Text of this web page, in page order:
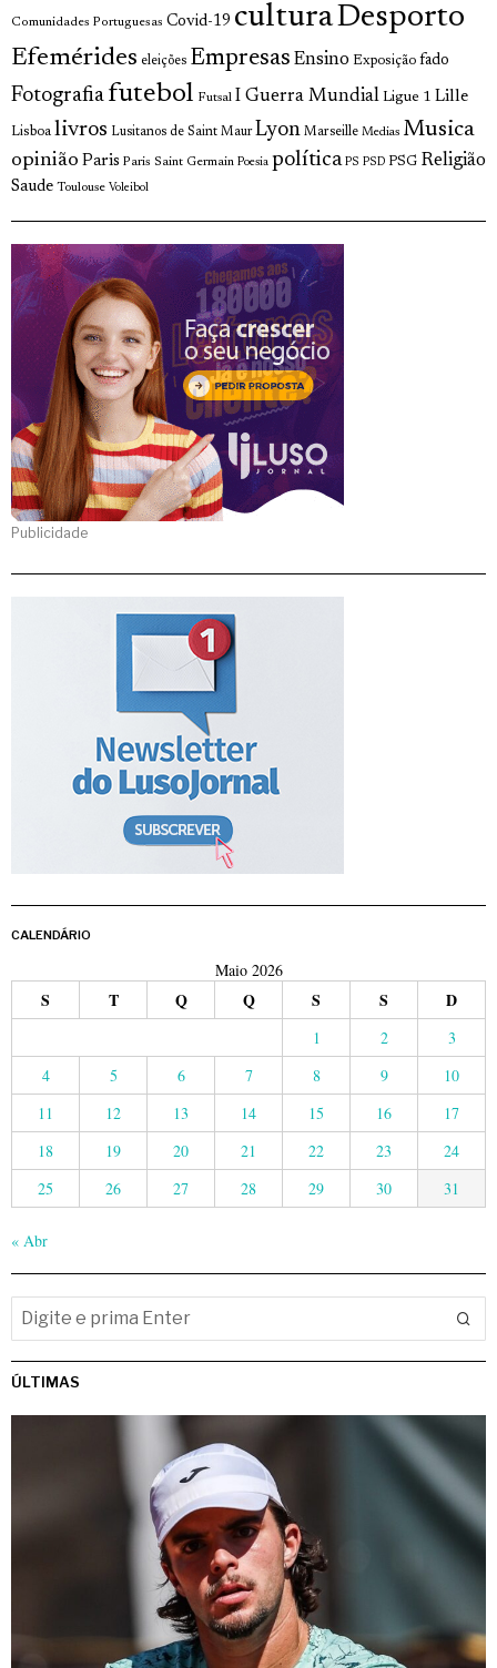
Comunidades Portuguesas Covid-19 culturaDesporto
Efemérides eleições Empresas Ensino Exposição fado
Fotografia futebol Futsal I Guerra Mundial Ligue 1 Lille
Lisboa livros Lusitanos de Saint Maur Lyon Marseille Medias Musica
opinião Paris Paris Saint Germain Poesia política PS PSD PSG Religião
Saude Toulouse Voleibol
Publicidade
CALENDÁRIO
Maio 2026
S T Q Q S S D
1 2
3
4
5 6 7 8 9
10
11
12 13 14 15 16
17
18
19 20 21 22 23
24
25
26 27 28 29 30 31
« Abr
ÚLTIMAS